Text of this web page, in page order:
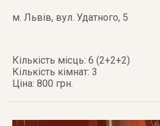
м. Львів, вул. Удатного, 5
Кількість місць: 6 (2+2+2)
Кількість кімнат: 3
Ціна: 800 грн.